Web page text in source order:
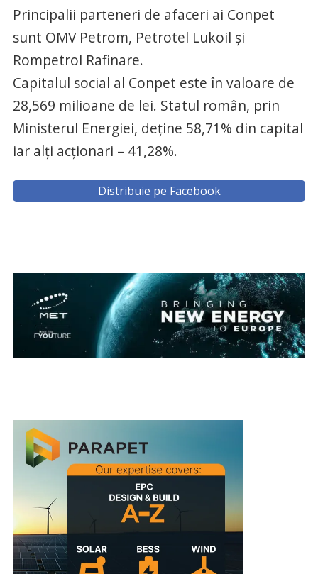
Principalii parteneri de afaceri ai Conpet
sunt OMV Petrom, Petrotel Lukoil şi
Rompetrol Rafinare.
Capitalul social al Conpet este în valoare de
28,569 milioane de lei. Statul român, prin
Ministerul Energiei, deţine 58,71% din capital
iar alţi acţionari – 41,28%.
Distribuie pe Facebook